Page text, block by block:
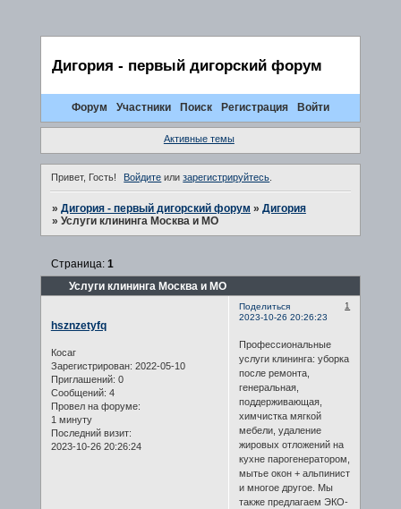
Дигория - первый дигорский форум
Форум Участники Поиск Регистрация Войти
Активные темы
Привет, Гость! Войдите илизарегистрируйтесь.
» Дигория - первый дигорский форум » Дигория
» Услуги клининга Москва и МО
Услуги клининга Москва и МО
Страница: 1
Поделиться
1
2023-10-26 20:26:23
hsznzetyfq
Косаг
Зарегистрирован: 2022-05-10
Приглашений: 0
Сообщений: 4
Провел на форуме:
1 минуту
Последний визит:
2023-10-26 20:26:24
Профессиональные
услуги клининга: уборка
после ремонта,
генеральная,
поддерживающая,
химчистка мягкой
мебели, удаление
жировых отложений на
кухне парогенератором,
мытье окон + альпинист
и многое другое. Мы
также предлагаем ЭКО-